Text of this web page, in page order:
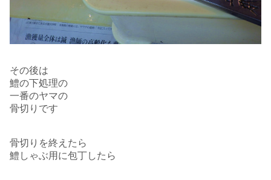
その後は
鱧の下処理の
一番のヤマの
骨切りです
骨切りを終えたら
鱧しゃぶ用に包丁したら